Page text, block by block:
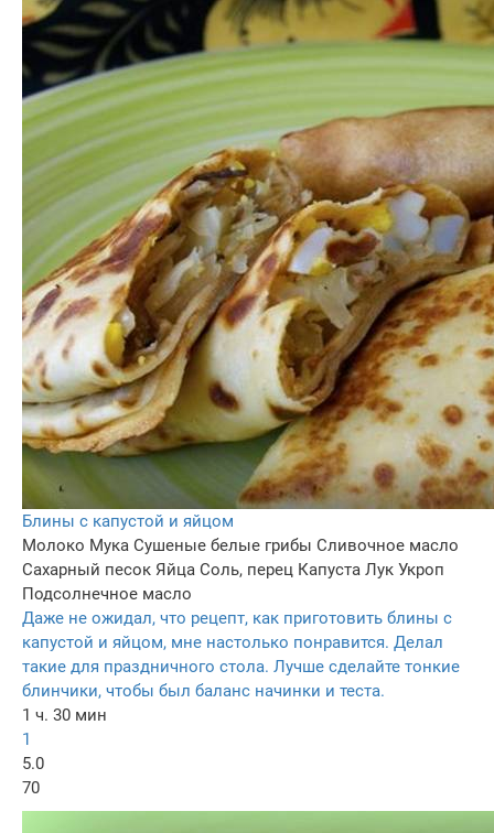
Блины с капустой и яйцом
Молоко Мука Сушеные белые грибы Сливочное масло
Сахарный песок Яйца Соль, перец Капуста Лук Укроп
Подсолнечное масло
Даже не ожидал, что рецепт, как приготовить блины с
капустой и яйцом, мне настолько понравится. Делал
такие для праздничного стола. Лучше сделайте тонкие
блинчики, чтобы был баланс начинки и теста.
1 ч. 30 мин
1
5.0
70